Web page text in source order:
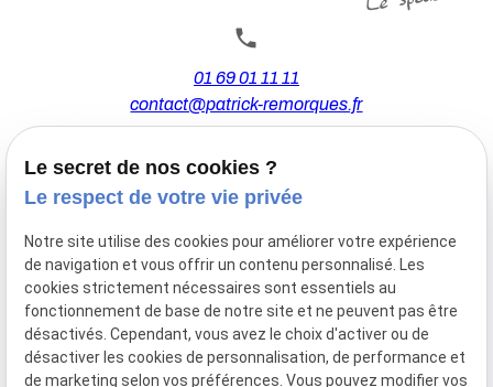
01 69 01 11 11
contact@patrick-remorques.fr
44 Avenue de la Division Leclerc
91160 BALLAINVILLIERS
Du Mardi au Samedi
De 9h00 à 12h30 et de 13h30 à 18h00
Le Lundi sur rendez-vous.
Le secret de nos cookies ?
Le respect de votre vie privée
Notre site utilise des cookies pour améliorer votre expérience
de navigation et vous offrir un contenu personnalisé. Les
cookies strictement nécessaires sont essentiels au
fonctionnement de base de notre site et ne peuvent pas être
désactivés. Cependant, vous avez le choix d'activer ou de
désactiver les cookies de personnalisation, de performance et
de marketing selon vos préférences. Vous pouvez modifier vos